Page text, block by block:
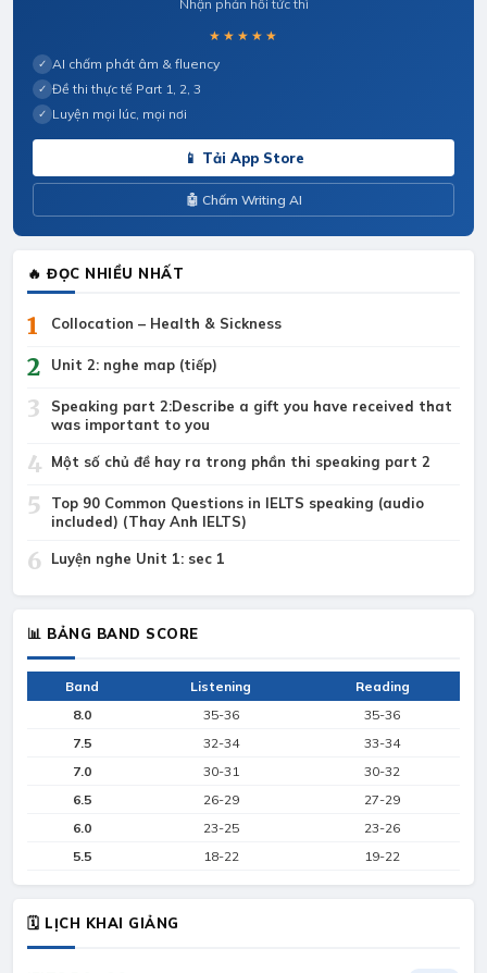
Nhận phản hồi tức thì
★★★★★
✓ AI chấm phát âm & fluency
✓ Đề thi thực tế Part 1, 2, 3
✓ Luyện mọi lúc, mọi nơi
📱 Tải App Store
🤖 Chấm Writing AI
🔥 ĐỌC NHIỀU NHẤT
1 Collocation – Health & Sickness
2 Unit 2: nghe map (tiếp)
3
Speaking part 2:Describe a gift you have received that
was important to you
4 Một số chủ đề hay ra trong phần thi speaking part 2
5
Top 90 Common Questions in IELTS speaking (audio
included) (Thay Anh IELTS)
6 Luyện nghe Unit 1: sec 1
📊 BẢNG BAND SCORE
Band Listening
Reading
8.0
35-36
35-36
7.5
32-34
33-34
7.0
30-31
30-32
6.5
26-29
27-29
6.0
23-25
23-26
5.5
18-22 19-22
🗓 LỊCH KHAI GIẢNG